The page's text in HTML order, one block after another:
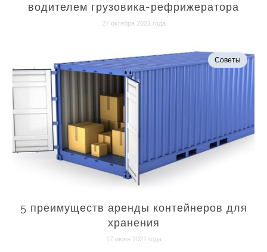
водителем грузовика-рефрижератора
27 октября 2021 года
Советы
5 преимуществ аренды контейнеров для
хранения
17 июня 2021 года